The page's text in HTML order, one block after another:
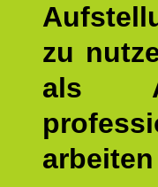
zu
als